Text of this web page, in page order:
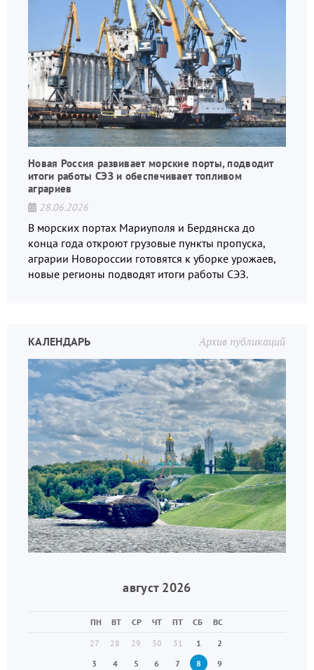
Новая Россия развивает морские порты, подводит
итоги работы СЭЗ и обеспечивает топливом
аграриев
28.06.2026
В морских портах Мариуполя и Бердянска до
конца года откроют грузовые пункты пропуска,
аграрии Новороссии готовятся к уборке урожаев,
новые регионы подводят итоги работы СЭЗ.
Архив публикаций
КАЛЕНДАРЬ
август 2026
ПН ВТ СР ЧТ ПТ СБ
ВС
27
28 29 30 31 1
2
3
4 5 6 7 8
9